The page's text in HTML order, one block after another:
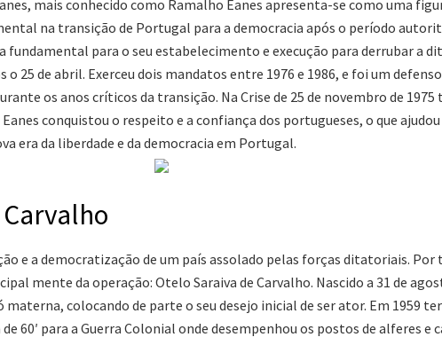
mais conhecido como Ramalho Eanes apresenta-se como uma
na transição de Portugal para a democracia após o período
fundamental para o seu estabelecimento e execução para derrubar a
25 de abril. Exerceu dois mandatos entre 1976 e 1986, e foi um
os anos críticos da transição. Na Crise de 25 de novembro de
conquistou o respeito e a confiança dos portugueses, o que
era da liberdade e da democracia em Portugal.
e a democratização de um país assolado pelas forças ditatoriais.
mente da operação: Otelo Saraiva de Carvalho. Nascido a 31 de
colocando de parte o seu desejo inicial de ser ator. Em 1959
60′ para a Guerra Colonial onde desempenhou os postos de alferes